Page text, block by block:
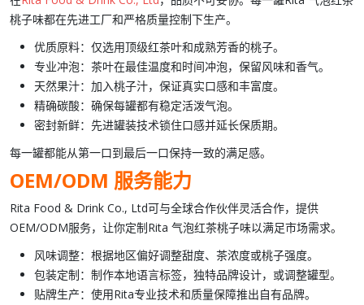
桃子味都在先进工厂和严格质量控制下生产。
优质原料：仅选用顶级红茶叶和成熟芳香的桃子。
专业冲泡：茶叶在最佳温度和时间冲泡，保留风味和香气。
天然果汁：加入桃子汁，保证真实口感和丰富度。
精确碳酸：确保每罐都有稳定活泼气泡。
密封新鲜：先进罐装技术锁住口感并延长保质期。
每一罐都能从第一口到最后一口保持一致的满足感。
OEM/ODM 服务能力
Rita Food & Drink Co., Ltd可与全球合作伙伴灵活合作，提供
OEM/ODM服务，让你定制Rita 气泡红茶桃子味以满足市场需求。
风味调整：根据地区偏好调整甜度、茶浓度或桃子强度。
包装定制：制作本地语言标签，独特品牌设计，或调整罐型。
贴牌生产：使用Rita专业技术和质量保障推出自有品牌。